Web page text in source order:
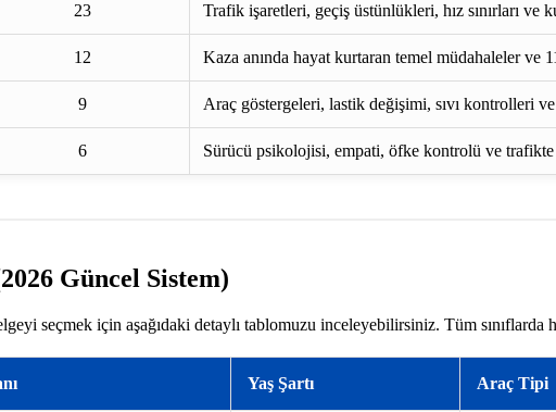
23 Trafik işaretleri, geçiş üstünlükleri, hız sınırları ve
12 Kaza anında hayat kurtaran temel müdahaleler ve
9 Araç göstergeleri, lastik değişimi, sıvı kontrolleri
6 Sürücü psikolojisi, empati, öfke kontrolü ve trafikte
Güncel Sistem)
seçmek için aşağıdaki detaylı tablomuzu inceleyebilirsiniz. Tüm sınıflarda
Yaş Şartı Araç Tipi